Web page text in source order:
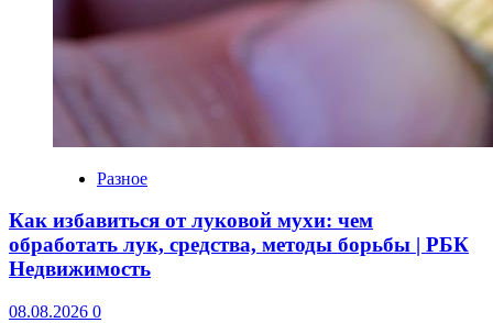
Разное
Как избавиться от луковой мухи: чем
обработать лук, средства, методы борьбы | РБК
Недвижимость
08.08.2026 0